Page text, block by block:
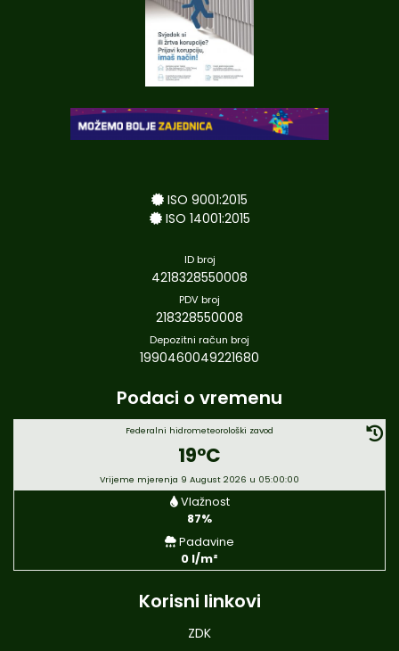
ISO 9001:2015
ISO 14001:2015
ID broj
4218328550008
PDV broj
218328550008
Depozitni račun broj
1990460049221680
Podaci o vremenu
Federalni hidrometeorološki zavod
19°C
Vrijeme mjerenja 9 August 2026 u 05:00:00
Vlažnost
87%
Padavine
0 l/m²
Korisni linkovi
ZDK